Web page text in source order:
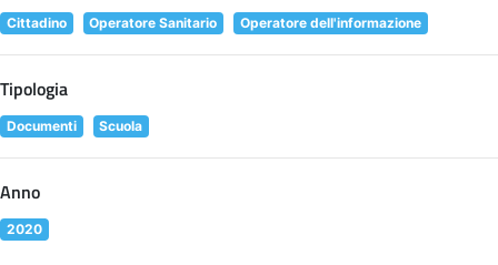
Cittadino Operatore Sanitario Operatore dell'informazione
Tipologia
Documenti Scuola
Anno
2020